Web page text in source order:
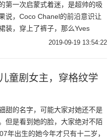
第一次启蒙式着迷，是超帅的吸
说，Coco Chanel的前沿意识让
装，穿上了裤子，那么Yves
所带来的吸烟装，就“嘭”地一
2019-09-19 13:54:22
童剧女主，穿格纹学
甜的名字，可能大家对她还不是
但是看到她的脸，大家绝对不陌
年出生的她今年才只有十二岁，